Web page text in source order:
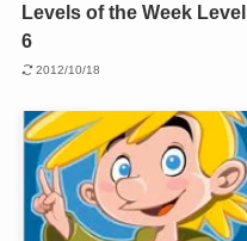
Levels of the Week Level
6
2012/10/18